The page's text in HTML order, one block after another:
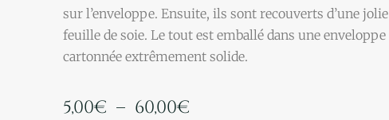
sur l’enveloppe. Ensuite, ils sont recouverts d’une jolie
feuille de soie. Le tout est emballé dans une enveloppe
cartonnée extrêmement solide.
5,00€ – 60,00€